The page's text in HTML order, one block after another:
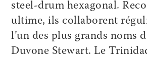
steel-drum hexagonal.
ultime, ils collaborent
l’un des plus grands noms
Duvone Stewart. Le